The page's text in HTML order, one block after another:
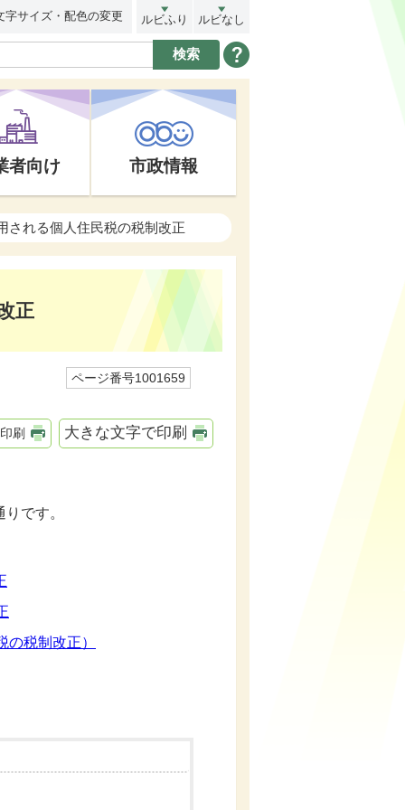
字サイズ・配色の変更 ルビふり ルビなし
者向け 市政情報
される個人住民税の税制改正
正
ページ番号1001659
印刷 大きな文字で印刷
です。
税制改正）